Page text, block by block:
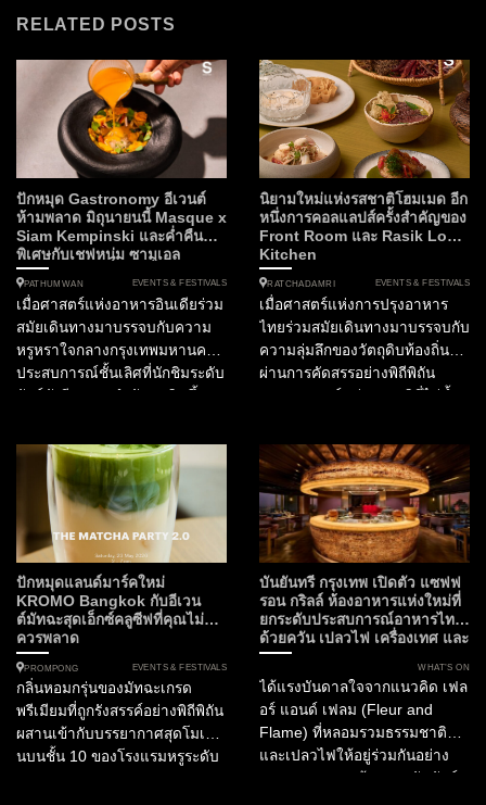
RELATED POSTS
ปักหมุด Gastronomy อีเวนต์
ห้ามพลาด มิถุนายนนี้ Masque x
Siam Kempinski และค่ำคืน
พิเศษกับเชฟหนุ่ม ซามูเอล
PATHUMWAN EVENTS & FESTIVALS
เมื่อศาสตร์แห่งอาหารอินเดียร่วม
สมัยเดินทางมาบรรจบกับความ
หรูหราใจกลางกรุงเทพมหานคร
ประสบการณ์ชั้นเลิศที่นักชิมระดับ
ลักซ์ชัวรีรอคอยกำลังจะเกิดขึ้น
SOtraveler เรามีความยินดีที่จะ
นำเสนอการร่วมมือครั้งสำคัญที่
กำลังจะเปลี่ยนค่ำคืนต้นเดือน
มิถุนายนนี้ให้เป็นมื้ออาหารที่น่า
จดจำที่สุดแห่งปี โรงแรมสยาม
เคมปินสกี้ กรุงเทพฯ เตรียมเปิด
ประตูต้อนรับ “Masque” ห้อง
อาหารอันดับ 1 ของประเทศ
อินเดีย และอันดับ 15 ของ
เอเชีย...
นิยามใหม่แห่งรสชาติโฮมเมด อีก
หนึ่งการคอลแลปส์ครั้งสำคัญของ
Front Room และ Rasik Local
Kitchen
RATCHADAMRI EVENTS & FESTIVALS
เมื่อศาสตร์แห่งการปรุงอาหาร
ไทยร่วมสมัยเดินทางมาบรรจบกับ
ความลุ่มลึกของวัตถุดิบท้องถิ่นที่
ผ่านการคัดสรรอย่างพิถีพิถัน
ประสบการณ์แห่งรสชาติที่ไม่ซ้ำ
กรุงเทพมหานคร สำหรับไฟน์ได
นิ่งเลิฟเวอร์ที่กำลังมองหา
ประสบการณ์อาหารไทยที่ก้าว
ข้ามขีดจำกัดเดิมๆ ห้ามพลาด
ความร่วมมือครั้งสำคัญใน
กิจกรรม Tastes of Thailand
2026 เมื่อ ห้องอาหารไทย
ฟร้อนท์รูม (Front Room)...
ปักหมุดแลนด์มาร์คใหม่
KROMO Bangkok กับอีเวน
ต์มัทฉะสุดเอ็กซ์คลูซีฟที่คุณไม่
ควรพลาด
PROMPONG EVENTS & FESTIVALS
กลิ่นหอมกรุ่นของมัทฉะเกรด
พรีเมียมที่ถูกรังสรรค์อย่างพิถีพิถัน
ผสานเข้ากับบรรยากาศสุดโมเดิร์
นบนชั้น 10 ของโรงแรมหรูระดับ
บันยันทรี กรุงเทพ เปิดตัว แซฟฟ
รอน กริลล์ ห้องอาหารแห่งใหม่ที่
ยกระดับประสบการณ์อาหารไทย
ด้วยควัน เปลวไฟ เครื่องเทศ และ
ความยั่งยืน
WHAT’S ON
ได้แรงบันดาลใจจากแนวคิด เฟล
อร์ แอนด์ เฟลม (Fleur and
Flame) ที่หลอมรวมธรรมชาติ
และเปลวไฟให้อยู่ร่วมกันอย่าง